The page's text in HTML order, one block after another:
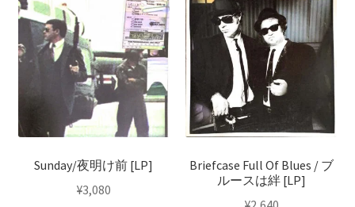
Sunday/夜明け前 [LP]
¥3,080
Briefcase Full Of Blues / ブ
ルースは絆 [LP]